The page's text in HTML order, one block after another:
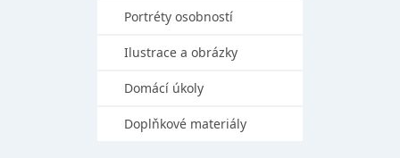
Portréty osobností
Ilustrace a obrázky
Domácí úkoly
Doplňkové materiály